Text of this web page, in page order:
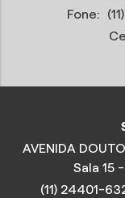
Fone:
AVENIDA
Sala 15
(11) 24401-